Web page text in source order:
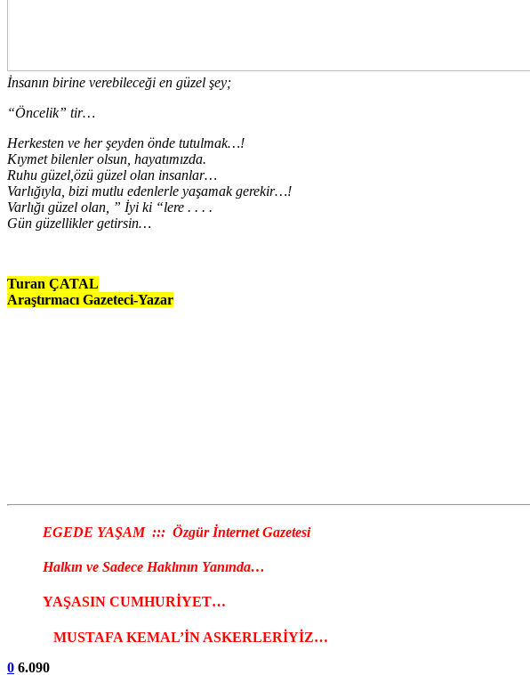
İnsanın birine verebileceği en güzel şey;
“Öncelik” tir…
Herkesten ve her şeyden önde tutulmak…!
Kıymet bilenler olsun, hayatımızda.
Ruhu güzel,özü güzel olan insanlar…
Varlığıyla, bizi mutlu edenlerle yaşamak gerekir…!
Varlığı güzel olan, ” İyi ki “lere . . . .
Gün güzellikler getirsin…
Turan ÇATAL
Araştırmacı Gazeteci-Yazar
EGEDE YAŞAM ::: Özgür İnternet Gazetesi
Halkın ve Sadece Haklının Yanında…
YAŞASIN CUMHURİYET…
MUSTAFA KEMAL’İN ASKERLERİYİZ…
0 6.090